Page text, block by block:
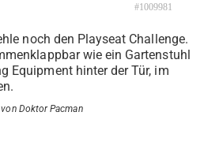
#1009981
noch den Playseat Challenge.
wie ein Gartenstuhl
Equipment hinter der Tür, im
Doktor Pacman